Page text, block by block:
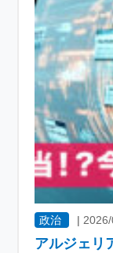
政治 |
アルジェリ